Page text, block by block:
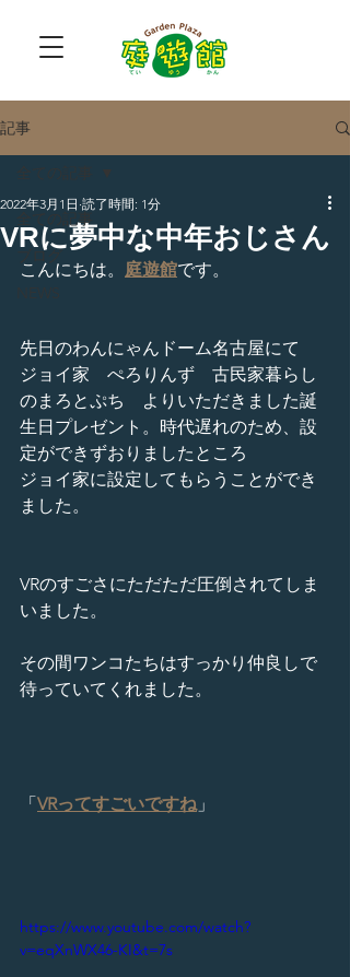
記事
全ての記事
ブログ
VRに夢中な中年おじさん
2022年3月1日 読了時間: 1分
こんにちは。 庭遊館です。
先日のわんにゃんドーム名古屋にて
ジョイ家　ぺろりんず　古民家暮らし
のまろとぷち　よりいただきました誕
生日プレゼント。時代遅れのため、設
定ができずおりましたところ
ジョイ家に設定してもらうことができ
ました。
VRのすごさにただただ圧倒されてしま
いました。
その間ワンコたちはすっかり仲良しで
待っていてくれました。
「VRってすごいですね」
https://www.youtube.com/watch?
v=eqXnWX46-KI&t=7s